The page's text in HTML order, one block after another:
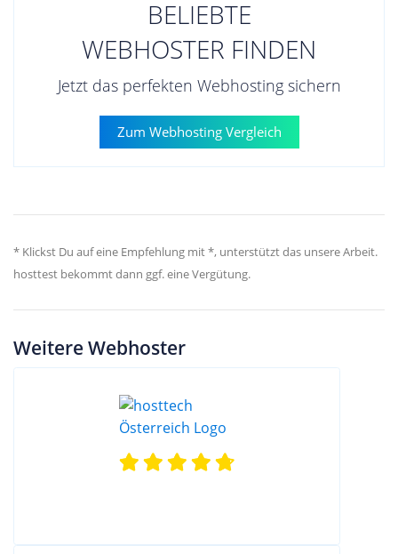
BELIEBTE
WEBHOSTER FINDEN
Jetzt das perfekten Webhosting sichern
Zum Webhosting Vergleich
* Klickst Du auf eine Empfehlung mit *, unterstützt das unsere Arbeit.
hosttest bekommt dann ggf. eine Vergütung.
Weitere Webhoster